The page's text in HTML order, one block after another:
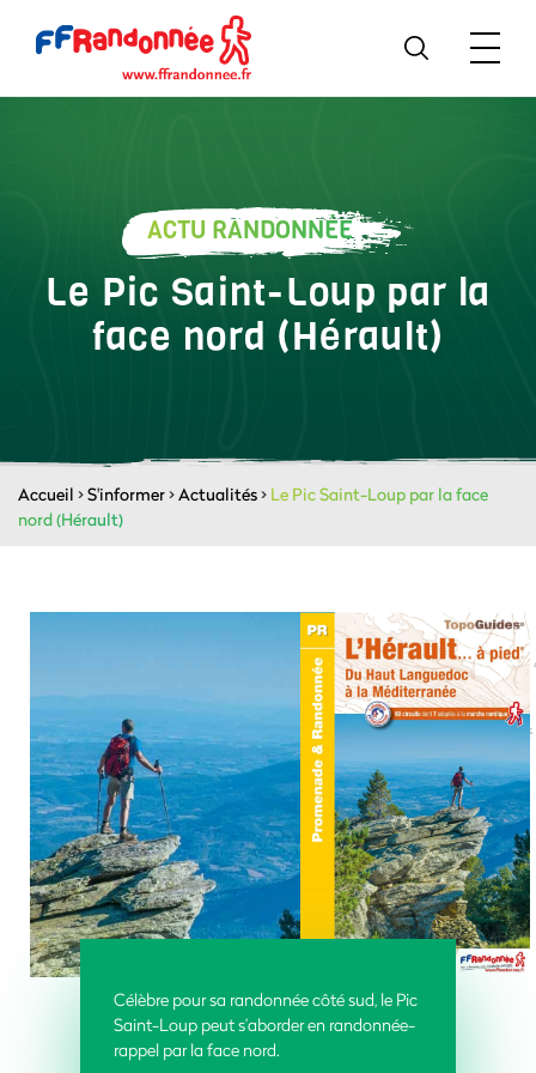
ACTU RANDONNÉE
Le Pic Saint-Loup par la
face nord (Hérault)
Accueil >S'informer>Actualités> Le Pic Saint-Loup par la face
nord (Hérault)
Célèbre pour sa randonnée côté sud, le Pic
Saint-Loup peut s’aborder en randonnée-
rappel par la face nord.